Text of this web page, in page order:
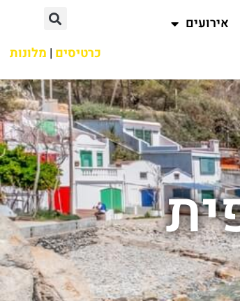
אירועים
כרטיסים | מלונות